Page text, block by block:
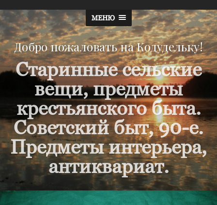
МЕНЮ
Добро пожаловать на Кодудельку!
Старинные сельские
вещи, предметы
крестьянского быта.
Советский быт, 90-е.
Предметы интерьера,
антиквариат.